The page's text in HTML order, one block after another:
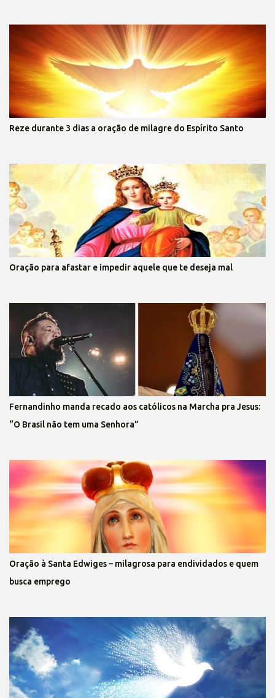
Reze durante 3 dias a oração de milagre do Espírito Santo
Oração para afastar e impedir aquele que te deseja mal
Fernandinho manda recado aos católicos na Marcha pra Jesus:
“O Brasil não tem uma Senhora”
Oração à Santa Edwiges – milagrosa para endividados e quem
busca emprego